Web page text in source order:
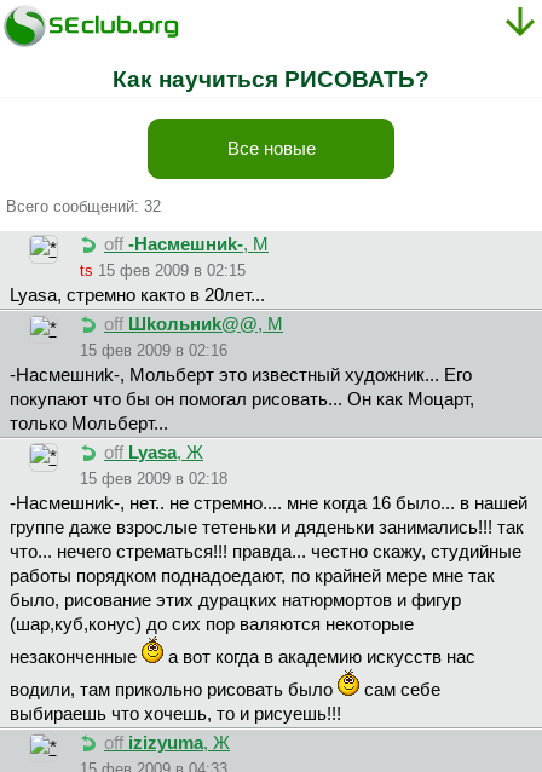
Как научиться РИСОВАТЬ?
Все новые
Всего сообщений: 32
off -Hacмeшниk-, М
ts 15 фев 2009 в 02:15
Lyasa, стремно както в 20лет...
off Шkoльниk@@, М
15 фев 2009 в 02:16
-Hacмeшниk-, Мольберт это известный художник... Его
покупают что бы он помогал рисовать... Он как Моцарт,
только Мольберт...
off Lyasa, Ж
15 фев 2009 в 02:18
-Hacмeшниk-, нет.. не стремно.... мне когда 16 было... в нашей
группе даже взрослые тетеньки и дяденьки занимались!!! так
что... нечего стрематься!!! правда... честно скажу, студийные
работы порядком поднадоедают, по крайней мере мне так
было, рисование этих дурацких натюрмортов и фигур
(шар,куб,конус) до сих пор валяются некоторые
незаконченные
а вот когда в академию искусств нас
водили, там прикольно рисовать было
сам себе
выбираешь что хочешь, то и рисуешь!!!
off izizyuma, Ж